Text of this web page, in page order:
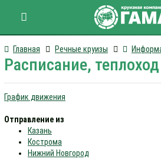
Главная Речные круизы
Расписание,
График движения
Отправление из
Казань
Кострома
Нижний Новгород